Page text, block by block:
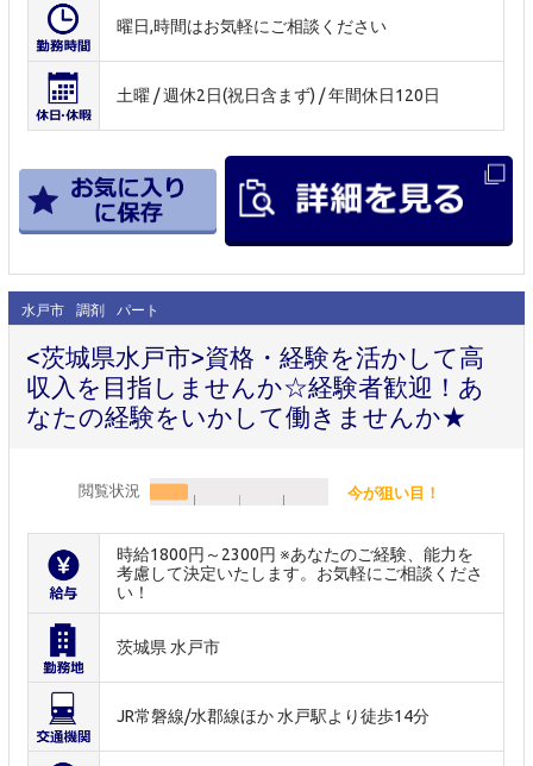
曜日,時間はお気軽にご相談ください
土曜 / 週休2日(祝日含まず) / 年間休日120日
水戸市 調剤 パート
<茨城県水戸市>資格・経験を活かして高
収入を目指しませんか☆経験者歓迎！あ
なたの経験をいかして働きませんか★
閲覧状況 今が狙い目！
時給1800円～2300円 ※あなたのご経験、能力を
考慮して決定いたします。お気軽にご相談くださ
い！
茨城県 水戸市
JR常磐線/水郡線ほか 水戸駅より徒歩14分